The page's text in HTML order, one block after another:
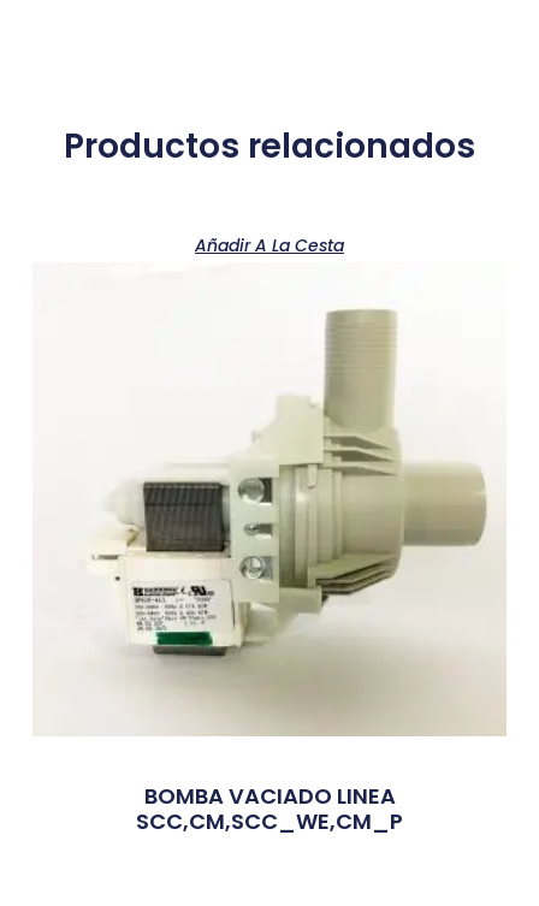
Productos relacionados
Añadir A La Cesta
BOMBA VACIADO LINEA
SCC,CM,SCC_WE,CM_P